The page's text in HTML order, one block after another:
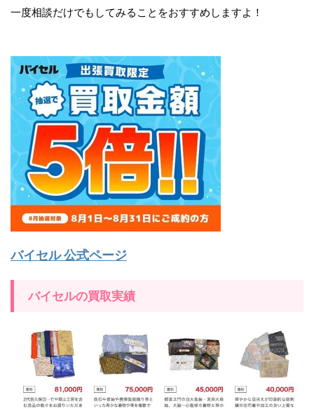
一度相談だけでもしてみることをおすすめしますよ！
バイセル 公式ページ
バイセルの買取実績